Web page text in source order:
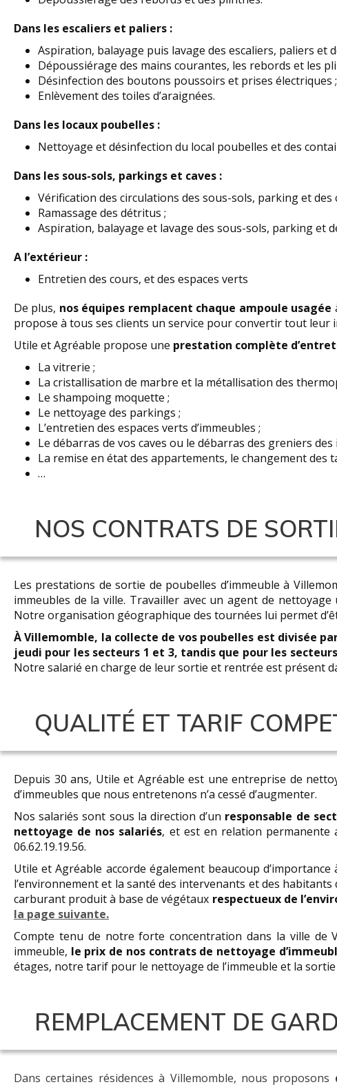
Dans les escaliers et paliers :
Aspiration, balayage puis lavage des escaliers, paliers et
Dépoussiérage des mains courantes, les rebords et les
Désinfection des boutons poussoirs et prises électriques ;
Enlèvement des toiles d’araignées.
Dans les locaux poubelles :
Nettoyage et désinfection du local poubelles et des
Dans les sous-sols, parkings et caves :
Vérification des circulations des sous-sols, parking et des
Ramassage des détritus ;
Aspiration, balayage et lavage des sous-sols, parking et
A l’extérieur :
Entretien des cours, et des espaces verts
De plus, nos équipes remplacent chaque ampoule usagée
propose à tous ses clients un service pour convertir tout leur
Utile et Agréable propose une prestation complète
La vitrerie ;
La cristallisation de marbre et la métallisation des
Le shampoing moquette ;
Le nettoyage des parkings ;
L’entretien des espaces verts d’immeubles ;
Le débarras de vos caves ou le débarras des greniers des
La remise en état des appartements, le changement des
…
NOS CONTRATS DE
Les prestations de sortie de poubelles d’immeuble à
immeubles de la ville. Travailler avec un agent de
Notre organisation géographique des tournées lui permet
À Villemomble, la collecte de vos poubelles est divisée
jeudi pour les secteurs 1 et 3, tandis que pour les
Notre salarié en charge de leur sortie et rentrée est présent
QUALITÉ ET TARIF
Depuis 30 ans, Utile et Agréable est une entreprise de
d’immeubles que nous entretenons n’a cessé d’augmenter.
Nos salariés sont sous la direction d’un responsable de
nettoyage de nos salariés, et est en relation permanente
06.62.19.19.56.
Utile et Agréable accorde également beaucoup d’importance
l’environnement et la santé des intervenants et des
carburant produit à base de végétaux respectueux de
la page suivante.
Compte tenu de notre forte concentration dans la ville de
immeuble, le prix de nos contrats de nettoyage
étages, notre tarif pour le nettoyage de l’immeuble et la
REMPLACEMENT DE
Dans certaines résidences à Villemomble, nous proposons